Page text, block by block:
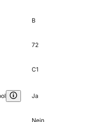
B
72
C1
Ja
Nein